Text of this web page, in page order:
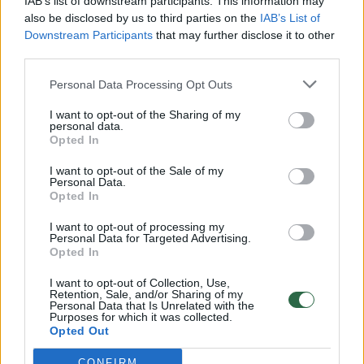
also be disclosed by us to third parties on the IAB’s List of
Downstream Participants that may further disclose it to other
Personal Data Processing Opt Outs
I want to opt-out of the Sharing of my
personal data.
Opted In
I want to opt-out of the Sale of my
Personal Data.
Opted In
I want to opt-out of processing my
Personal Data for Targeted Advertising.
Opted In
I want to opt-out of Collection, Use,
Retention, Sale, and/or Sharing of my
Personal Data that Is Unrelated with the
Purposes for which it was collected.
Opted Out
Žinios | Lietuvos diena
32 laipsnių šilumos
Žinios | Orai
00:00:59
Nufilmavo, kaip patvino Vilniaus Vakarinis aplinkkelis:
vaizdas pribloškia
Žinios Lietuvos diena
K. Prunskienės brolis prisiminė jaudinančią akimirką
prieš mirtį: „Tai buvo simbolinis mūsų pagerbimo
ženklas“